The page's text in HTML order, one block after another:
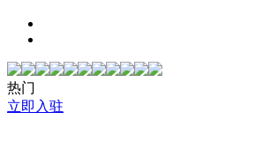
热门
立即入驻